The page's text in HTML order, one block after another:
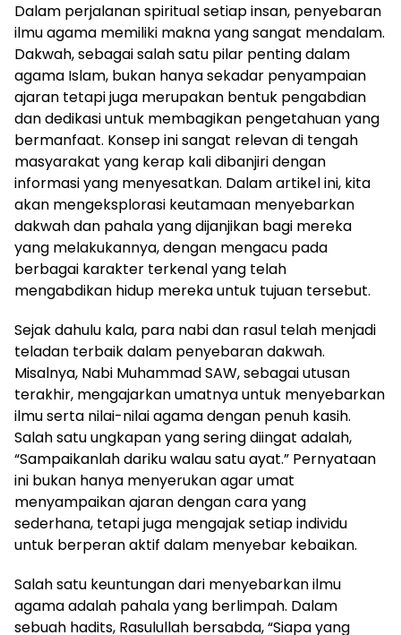
Dalam perjalanan spiritual setiap insan, penyebaran
ilmu agama memiliki makna yang sangat mendalam.
Dakwah, sebagai salah satu pilar penting dalam
agama Islam, bukan hanya sekadar penyampaian
ajaran tetapi juga merupakan bentuk pengabdian
dan dedikasi untuk membagikan pengetahuan yang
bermanfaat. Konsep ini sangat relevan di tengah
masyarakat yang kerap kali dibanjiri dengan
informasi yang menyesatkan. Dalam artikel ini, kita
akan mengeksplorasi keutamaan menyebarkan
dakwah dan pahala yang dijanjikan bagi mereka
yang melakukannya, dengan mengacu pada
berbagai karakter terkenal yang telah
mengabdikan hidup mereka untuk tujuan tersebut.
Sejak dahulu kala, para nabi dan rasul telah menjadi
teladan terbaik dalam penyebaran dakwah.
Misalnya, Nabi Muhammad SAW, sebagai utusan
terakhir, mengajarkan umatnya untuk menyebarkan
ilmu serta nilai-nilai agama dengan penuh kasih.
Salah satu ungkapan yang sering diingat adalah,
“Sampaikanlah dariku walau satu ayat.” Pernyataan
ini bukan hanya menyerukan agar umat
menyampaikan ajaran dengan cara yang
sederhana, tetapi juga mengajak setiap individu
untuk berperan aktif dalam menyebar kebaikan.
Salah satu keuntungan dari menyebarkan ilmu
agama adalah pahala yang berlimpah. Dalam
sebuah hadits, Rasulullah bersabda, “Siapa yang